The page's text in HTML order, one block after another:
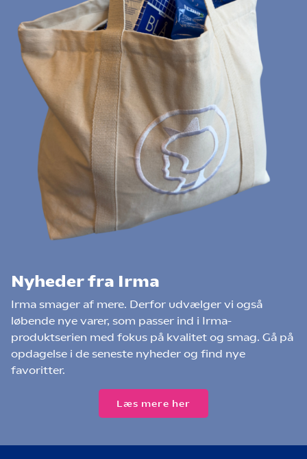
Nyheder fra Irma
Irma smager af mere. Derfor udvælger vi også
løbende nye varer, som passer ind i Irma-
produktserien med fokus på kvalitet og smag. Gå på
opdagelse i de seneste nyheder og find nye
favoritter.
Læs mere her